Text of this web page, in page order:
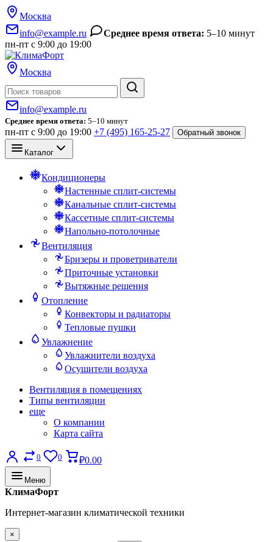
Москва
info@example.ru
Среднее время ответа: 5–10 минут
пн-пт с 9:00 до 19:00
Москва
info@example.ru
Среднее время ответа: 5–10 минут
пн-пт с 9:00 до 19:00 +7 (495) 165-25-27 Обратный звонок
Каталог
Кондиционеры
Настенные сплит-системы
Канальные сплит-системы
Кассетные сплит-системы
Напольно-потолочные
Вентиляция
Бризеры и проветриватели
Приточные установки
Вытяжные решения
Отопление
Конвекторы и радиаторы
Тепловые пушки
Увлажнение
Увлажнители воздуха
Осушители воздуха
Вентиляция в помещениях
Типы вентиляции
еще
О компании
Карта сайта
0 0 ₽0.00
Меню
КлимаФорт
Интернет-магазин климатической техники
×